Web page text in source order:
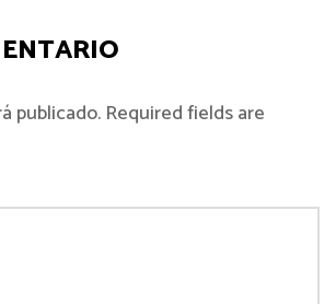
publicado. Required fields are